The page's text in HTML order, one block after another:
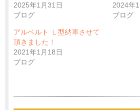
2025年1月31日
ブログ
2024年
ブログ
アルベルト Ｌ型納車させて
頂きました！
2021年1月18日
ブログ